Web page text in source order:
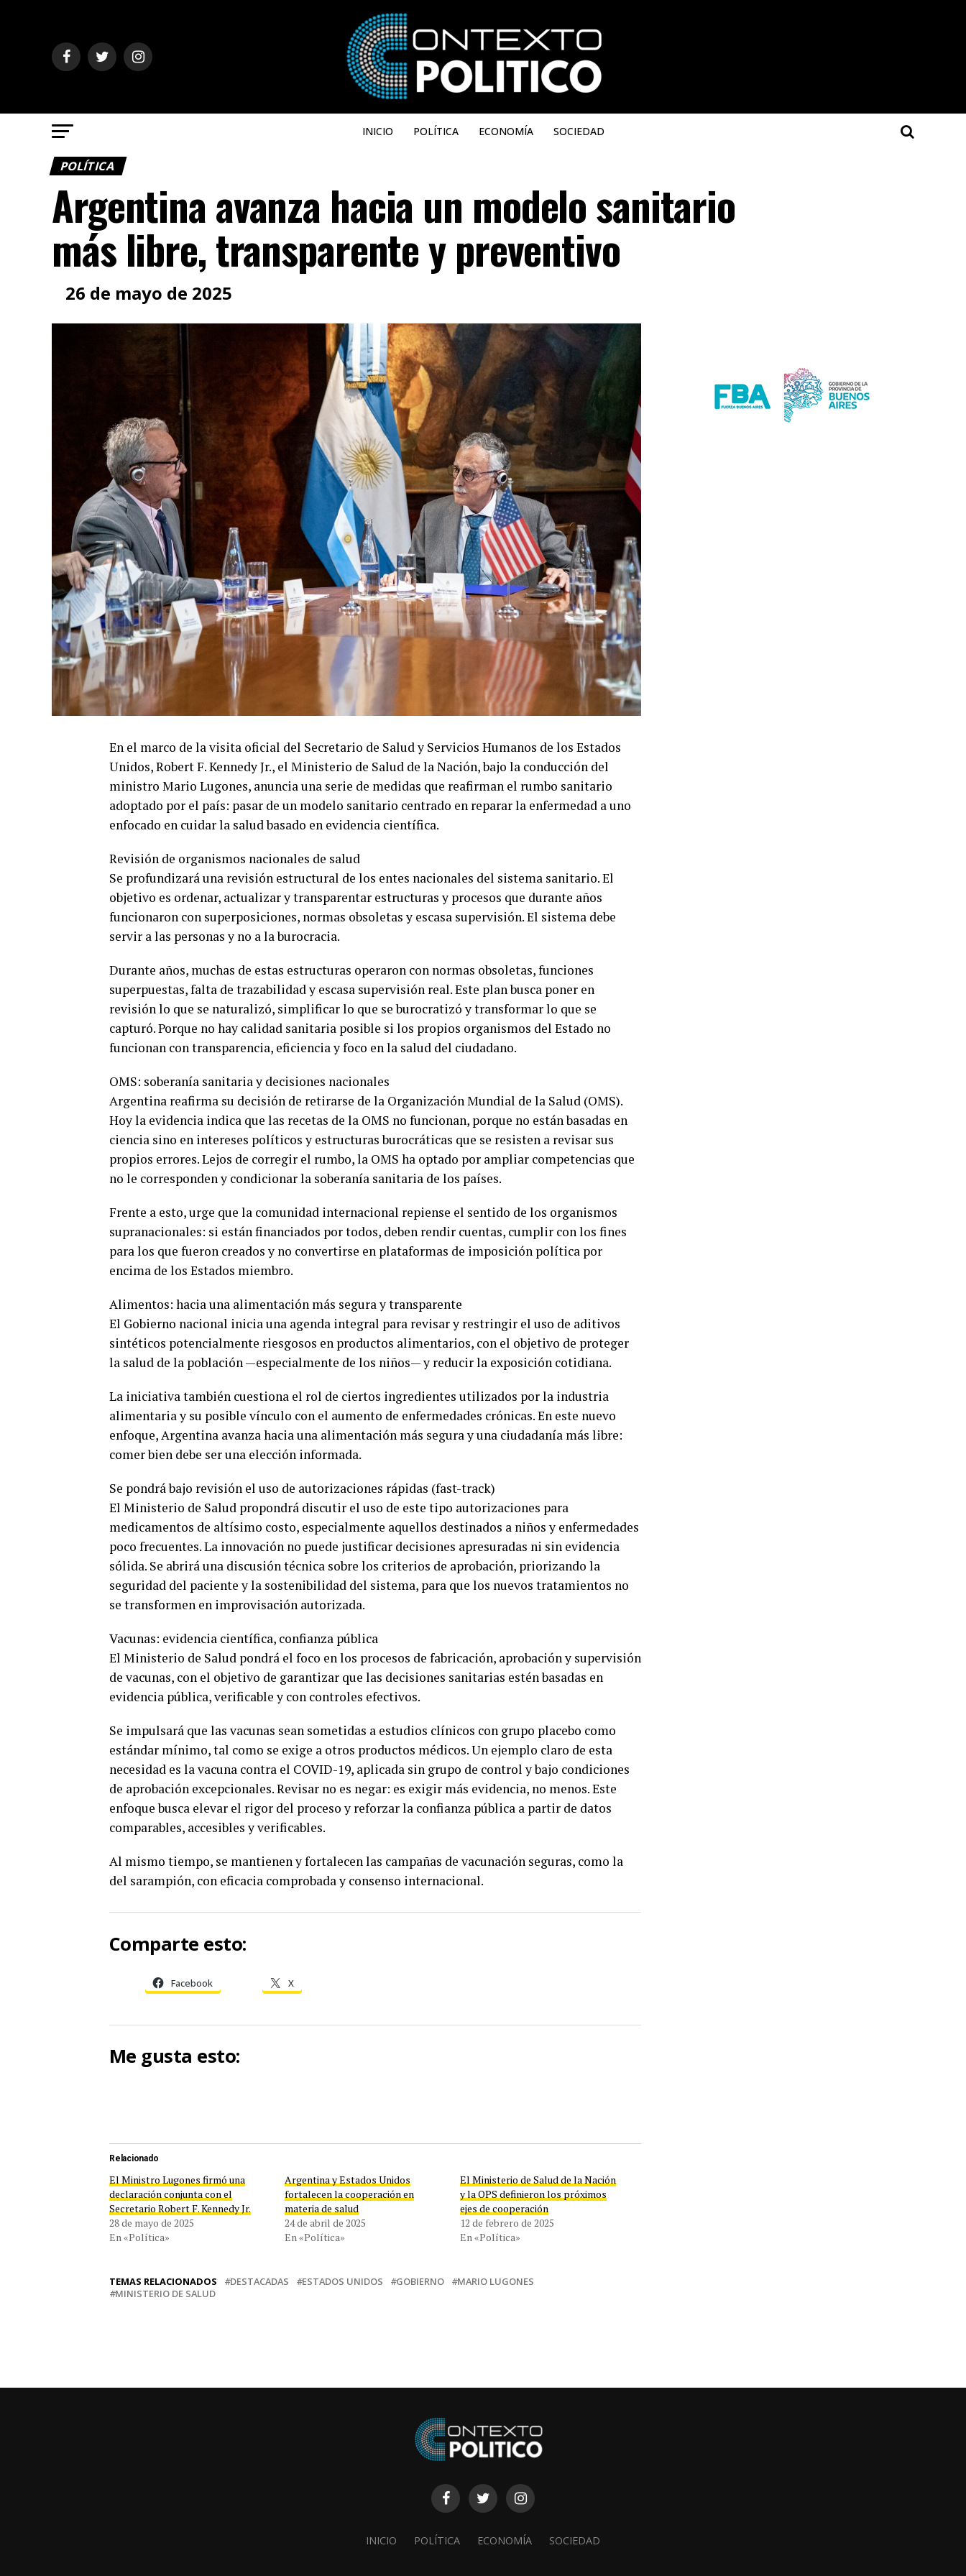
INICIO POLÍTICA ECONOMÍA SOCIEDAD
POLÍTICA
Argentina avanza hacia un modelo sanitario
más libre, transparente y preventivo
26 de mayo de 2025
En el marco de la visita oficial del Secretario de Salud y Servicios Humanos de los Estados
Unidos, Robert F. Kennedy Jr., el Ministerio de Salud de la Nación, bajo la conducción del
ministro Mario Lugones, anuncia una serie de medidas que reafirman el rumbo sanitario
adoptado por el país: pasar de un modelo sanitario centrado en reparar la enfermedad a uno
enfocado en cuidar la salud basado en evidencia científica.
Revisión de organismos nacionales de salud
Se profundizará una revisión estructural de los entes nacionales del sistema sanitario. El
objetivo es ordenar, actualizar y transparentar estructuras y procesos que durante años
funcionaron con superposiciones, normas obsoletas y escasa supervisión. El sistema debe
servir a las personas y no a la burocracia.
Durante años, muchas de estas estructuras operaron con normas obsoletas, funciones
superpuestas, falta de trazabilidad y escasa supervisión real. Este plan busca poner en
revisión lo que se naturalizó, simplificar lo que se burocratizó y transformar lo que se
capturó. Porque no hay calidad sanitaria posible si los propios organismos del Estado no
funcionan con transparencia, eficiencia y foco en la salud del ciudadano.
OMS: soberanía sanitaria y decisiones nacionales
Argentina reafirma su decisión de retirarse de la Organización Mundial de la Salud (OMS).
Hoy la evidencia indica que las recetas de la OMS no funcionan, porque no están basadas en
ciencia sino en intereses políticos y estructuras burocráticas que se resisten a revisar sus
propios errores. Lejos de corregir el rumbo, la OMS ha optado por ampliar competencias que
no le corresponden y condicionar la soberanía sanitaria de los países.
Frente a esto, urge que la comunidad internacional repiense el sentido de los organismos
supranacionales: si están financiados por todos, deben rendir cuentas, cumplir con los fines
para los que fueron creados y no convertirse en plataformas de imposición política por
encima de los Estados miembro.
Alimentos: hacia una alimentación más segura y transparente
El Gobierno nacional inicia una agenda integral para revisar y restringir el uso de aditivos
sintéticos potencialmente riesgosos en productos alimentarios, con el objetivo de proteger
la salud de la población —especialmente de los niños— y reducir la exposición cotidiana.
La iniciativa también cuestiona el rol de ciertos ingredientes utilizados por la industria
alimentaria y su posible vínculo con el aumento de enfermedades crónicas. En este nuevo
enfoque, Argentina avanza hacia una alimentación más segura y una ciudadanía más libre:
comer bien debe ser una elección informada.
Se pondrá bajo revisión el uso de autorizaciones rápidas (fast-track)
El Ministerio de Salud propondrá discutir el uso de este tipo autorizaciones para
medicamentos de altísimo costo, especialmente aquellos destinados a niños y enfermedades
poco frecuentes. La innovación no puede justificar decisiones apresuradas ni sin evidencia
sólida. Se abrirá una discusión técnica sobre los criterios de aprobación, priorizando la
seguridad del paciente y la sostenibilidad del sistema, para que los nuevos tratamientos no
se transformen en improvisación autorizada.
Vacunas: evidencia científica, confianza pública
El Ministerio de Salud pondrá el foco en los procesos de fabricación, aprobación y supervisión
de vacunas, con el objetivo de garantizar que las decisiones sanitarias estén basadas en
evidencia pública, verificable y con controles efectivos.
Se impulsará que las vacunas sean sometidas a estudios clínicos con grupo placebo como
estándar mínimo, tal como se exige a otros productos médicos. Un ejemplo claro de esta
necesidad es la vacuna contra el COVID-19, aplicada sin grupo de control y bajo condiciones
de aprobación excepcionales. Revisar no es negar: es exigir más evidencia, no menos. Este
enfoque busca elevar el rigor del proceso y reforzar la confianza pública a partir de datos
comparables, accesibles y verificables.
Al mismo tiempo, se mantienen y fortalecen las campañas de vacunación seguras, como la
del sarampión, con eficacia comprobada y consenso internacional.
Comparte esto:
Facebook X
Me gusta esto:
Relacionado
El Ministro Lugones firmó una
declaración conjunta con el
Secretario Robert F. Kennedy Jr.
28 de mayo de 2025
En «Política»
Argentina y Estados Unidos
fortalecen la cooperación en
materia de salud
24 de abril de 2025
En «Política»
El Ministerio de Salud de la Nación
y la OPS definieron los próximos
ejes de cooperación
12 de febrero de 2025
En «Política»
TEMAS RELACIONADOS DESTACADAS ESTADOS UNIDOS GOBIERNO
MARIO LUGONES
MINISTERIO DE SALUD
INICIO POLÍTICA ECONOMÍA SOCIEDAD